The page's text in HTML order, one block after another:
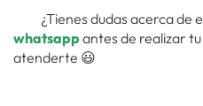
¿Tienes dudas acerca de
whatsapp antes de realizar
atenderte 😃